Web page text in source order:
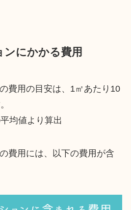
にかかる費用
費用の目安は、1㎡あたり10
均値より算出
費用には、以下の費用が含